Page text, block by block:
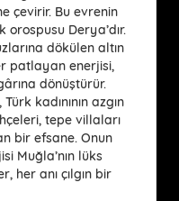
çevirir. Bu evrenin
orospusu Derya’dır.
dökülen altın
patlayan enerjisi,
dönüştürür.
kadınının azgın
tepe villaları
bir efsane. Onun
Muğla’nın lüks
her anı çılgın bir